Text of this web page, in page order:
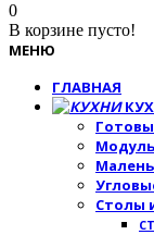
0
В корзине пусто!
МЕНЮ
ГЛАВНАЯ
Столы